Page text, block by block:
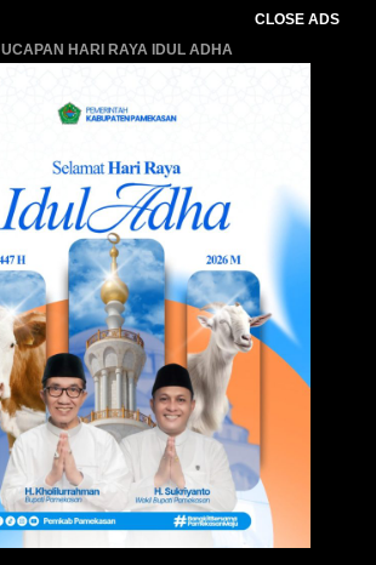
CLOSE ADS
UCAPAN HARI RAYA IDUL ADHA